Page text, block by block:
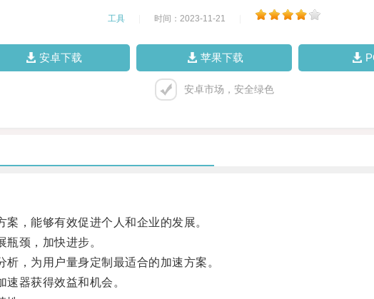
工具 时间：2023-11-21
安卓下载 苹果下载
安卓市场，安全绿色
，能够有效促进个人和企业的发展。
颈，加快进步。
，为用户量身定制最适合的加速方案。
器获得效益和机会。